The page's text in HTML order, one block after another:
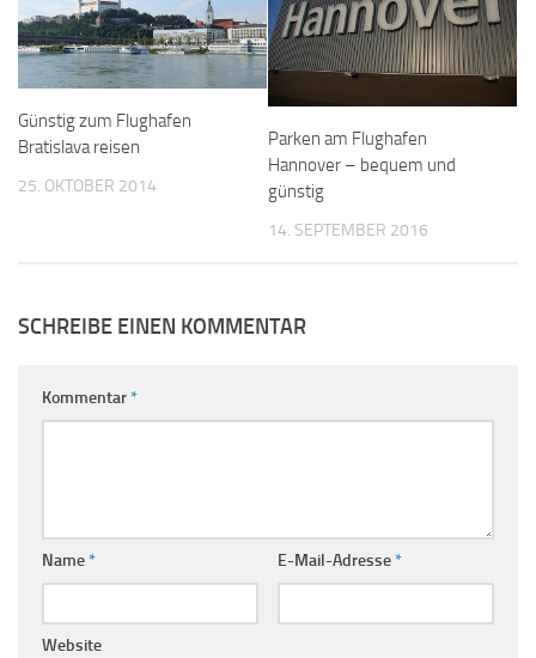
Günstig zum Flughafen
Bratislava reisen
25. OKTOBER 2014
Parken am Flughafen
Hannover – bequem und
günstig
14. SEPTEMBER 2016
SCHREIBE EINEN KOMMENTAR
Kommentar*
Name* E-Mail-Adresse*
Website